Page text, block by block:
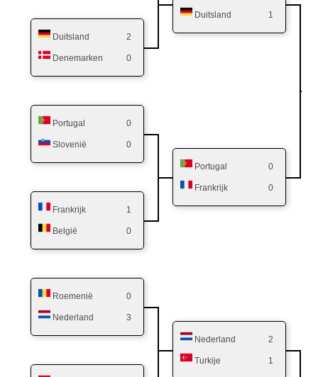
Duitsland 2
Denemarken 0
Portugal 0
Slovenië 0
Frankrijk 1
België 0
Roemenië 0
Nederland 3
Duitsland 1
Portugal 0
Frankrijk 0
Nederland 2
Turkije 1